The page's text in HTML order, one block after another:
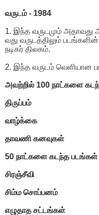
வருடம் - 1984
1. இந்த வருடமும் அதாவது
வது வருடத்திலும்
நடிகர் திலகம்.
2. இந்த வருடம் வெளியான
அவற்றில் 100 நாட்களை
திருப்பம்
வாழ்க்கை
தாவணி கனவுகள்
50 நாட்களை கடந்த படங்கள்
சிரஞ்சீவி
சிம்ம சொப்பனம்
எழுதாத சட்டங்கள்